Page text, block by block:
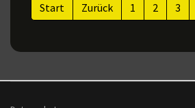
Start Zurück 1 2 3